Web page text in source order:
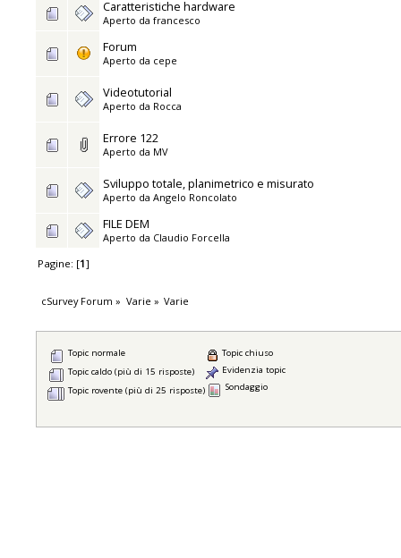
Caratteristiche hardware
Aperto da francesco
Forum
Aperto da cepe
Videotutorial
Aperto da Rocca
Errore 122
Aperto da MV
Sviluppo totale, planimetrico e misurato
Aperto da Angelo Roncolato
FILE DEM
Aperto da Claudio Forcella
Pagine: [1]
cSurvey Forum » Varie » Varie
Topic normale
Topic caldo (più di 15 risposte)
Topic rovente (più di 25 risposte)
Topic chiuso
Evidenzia topic
Sondaggio